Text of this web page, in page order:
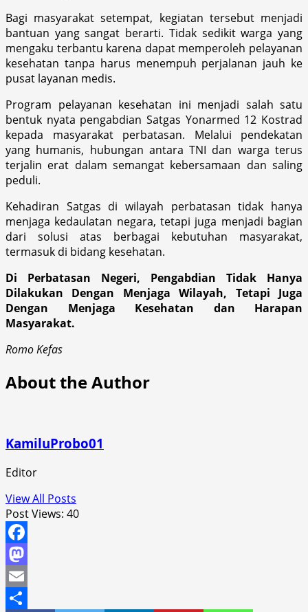
Bagi masyarakat setempat, kegiatan tersebut menjadi
bantuan yang sangat berarti. Tidak sedikit warga yang
mengaku terbantu karena dapat memperoleh pelayanan
kesehatan tanpa harus menempuh perjalanan jauh ke
pusat layanan medis.
Program pelayanan kesehatan ini menjadi salah satu
bentuk nyata pengabdian Satgas Yonarmed 12 Kostrad
kepada masyarakat perbatasan. Melalui pendekatan
yang humanis, hubungan antara TNI dan warga terus
terjalin erat dalam semangat kebersamaan dan saling
peduli.
Kehadiran Satgas di wilayah perbatasan tidak hanya
menjaga kedaulatan negara, tetapi juga menjadi bagian
dari solusi atas berbagai kebutuhan masyarakat,
termasuk di bidang kesehatan.
Di Perbatasan Negeri, Pengabdian Tidak Hanya
Dilakukan Dengan Menjaga Wilayah, Tetapi Juga
Dengan Menjaga Kesehatan dan Harapan
Masyarakat.
Romo Kefas
About the Author
KamiluProbo01
Editor
View All Posts
Post Views: 40
Facebook
Mastodon
Email